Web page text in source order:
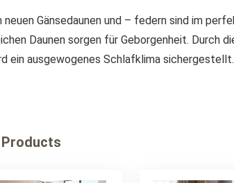
neuen Gänsedaunen und – federn sind im
Daunen sorgen für Geborgenheit. Durch
ein ausgewogenes Schlafklima sichergestellt.